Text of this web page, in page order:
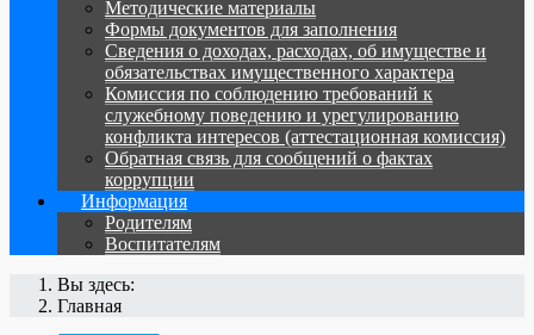
Методические материалы
Формы документов для заполнения
Сведения о доходах, расходах, об имуществе и
обязательствах имущественного характера
Комиссия по соблюдению требований к
служебному поведению и урегулированию
конфликта интересов (аттестационная комиссия)
Обратная связь для сообщений о фактах
коррупции
Информация
Родителям
Воспитателям
Вы здесь:
Главная